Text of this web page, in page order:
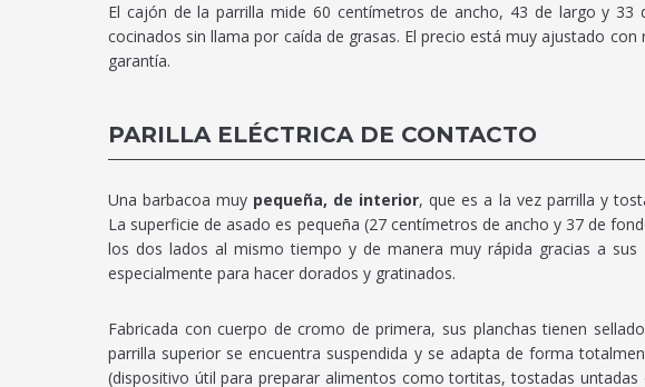
El cajón de la parrilla mide 60 centímetros de ancho, 43 de largo y
cocinados sin llama por caída de grasas. El precio está muy ajustado
garantía.
PARILLA ELÉCTRICA DE CONTACTO
Una barbacoa muy pequeña, de interior, que es a la vez parrilla y
La superficie de asado es pequeña (27 centímetros de ancho y 37 de
los dos lados al mismo tiempo y de manera muy rápida gracias a sus
especialmente para hacer dorados y gratinados.
Fabricada con cuerpo de cromo de primera, sus planchas tienen
parrilla superior se encuentra suspendida y se adapta de forma
(dispositivo útil para preparar alimentos como tortitas, tostadas